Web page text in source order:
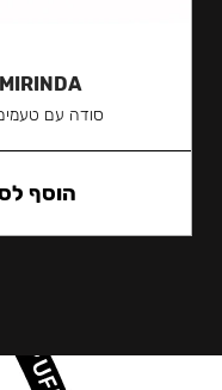
סודה עם טעמים
הוסף